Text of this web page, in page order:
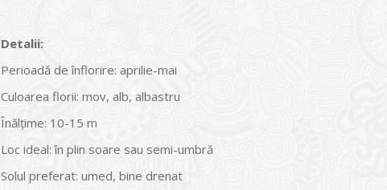
Detalii:
Perioadă de înflorire: aprilie-mai
Culoarea florii: mov, alb, albastru
Înălțime: 10-15 m
Loc ideal: în plin soare sau semi-umbră
Solul preferat: umed, bine drenat